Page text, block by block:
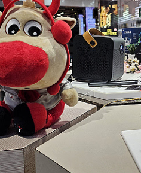
一鍵修復模糊影片、舊照的 AI
小朋友才做選擇 投影機 RGB藍
式生活新體驗
外型超吸晴~ 給您絕佳操控體驗
開箱~變身「蜘蛛人」椅子軍師
iPhone 17 系列 有認證的防護來
DJI Osmo Pocket 3 爽爽帶回家
小巧好吸不擋鏡頭 有Qi2認證的
會走動的冷暖氣 SONY REON
寶可夢飛人外掛iToolab AnyGo
百倍變焦實測~ vivo X200 Pro
超好用的 PLAUD NotePin AI 智
COMPUTEX 2025 來囉！AGI亞